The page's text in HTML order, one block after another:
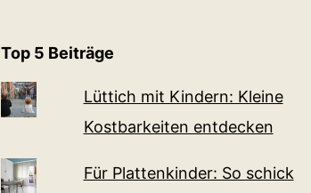
Top 5 Beiträge
Lüttich mit Kindern: Kleine
Kostbarkeiten entdecken
Für Plattenkinder: So schick